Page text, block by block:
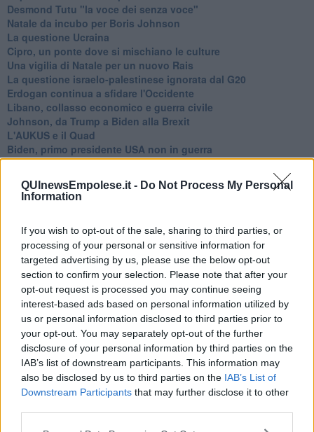
QUInewsEmpolese.it - Do Not Process My Personal
Information
If you wish to opt-out of the sale, sharing to third parties, or
processing of your personal or sensitive information for
targeted advertising by us, please use the below opt-out
section to confirm your selection. Please note that after your
opt-out request is processed you may continue seeing
interest-based ads based on personal information utilized by
us or personal information disclosed to third parties prior to
your opt-out. You may separately opt-out of the further
disclosure of your personal information by third parties on the
IAB’s list of downstream participants. This information may
also be disclosed by us to third parties on the IAB’s List of
Downstream Participants that may further disclose it to other
Desmond Tutu "la voce dei senza voce"
Natale da incubo per Boris Johnson
La questione Ucraina
Cipro, un ponte dove si mischiano le culture
Una vigilia di Natale per un nuovo Rais
La questione israelo-palestinese ignorata dal G20
Erdogan continua a sfidare l'Occidente
Libano, collasso economico e guerra civile
Johnson, da Trump a Biden alla Brexit
L'AUKUS e il Quad
Biden, primo presidente USA non in guerra
Papa Bergoglio vedrà Viktor Orbán
Il ritorno dei talebani
​La lenta agonia del Libano
Usa di nuovo al centro della geopolitica internazionale
L’appuntamento di Israele con il cambiamento
La farsa delle elezioni in Siria
In Medioriente non ci sono favole, solo realtà
Biden chiama ma Netanyahu non risponde
Niente di nuovo in Medioriente
La forza di Boris Johnson
Biden nuovo alleato armeno contro la Turchia
Mar Mediterraneo cimitero silente
Richiami neo ottomani, la Francia guarda sospetta
Israele ultima curva a destra
Israele al voto: il Re sarà morto o vivo?
Londra trema tra gossip e casse vuote
Da Kindu a Kanyamahoro
Trump è vivo, ma Biden va avanti